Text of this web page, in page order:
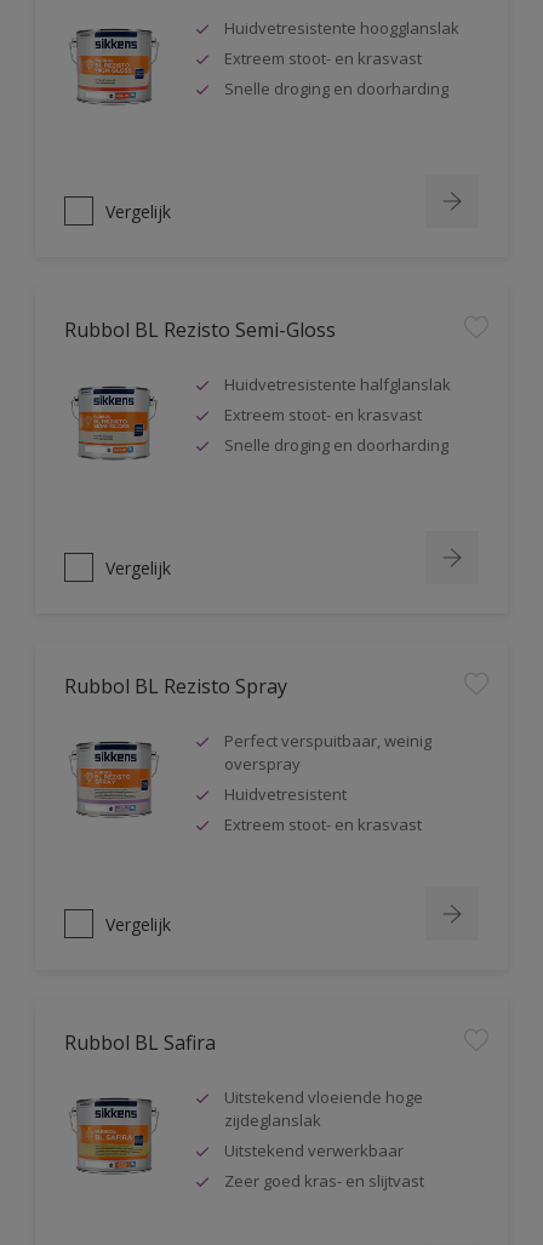
Huidvetresistente hoogglanslak
Extreem stoot- en krasvast
Snelle droging en doorharding
Vergelijk
Rubbol BL Rezisto Semi-Gloss
Huidvetresistente halfglanslak
Extreem stoot- en krasvast
Snelle droging en doorharding
Vergelijk
Rubbol BL Rezisto Spray
Perfect verspuitbaar, weinig
overspray
Huidvetresistent
Extreem stoot- en krasvast
Vergelijk
Rubbol BL Safira
Uitstekend vloeiende hoge
zijdeglanslak
Uitstekend verwerkbaar
Zeer goed kras- en slijtvast